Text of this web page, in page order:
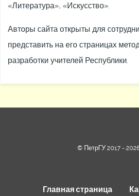
«Литература», «Искусство».
Авторы сайта открыты для
представить на его страницах
разработки учителей Республики.
© ПетрГУ 2017 -
Главная страница